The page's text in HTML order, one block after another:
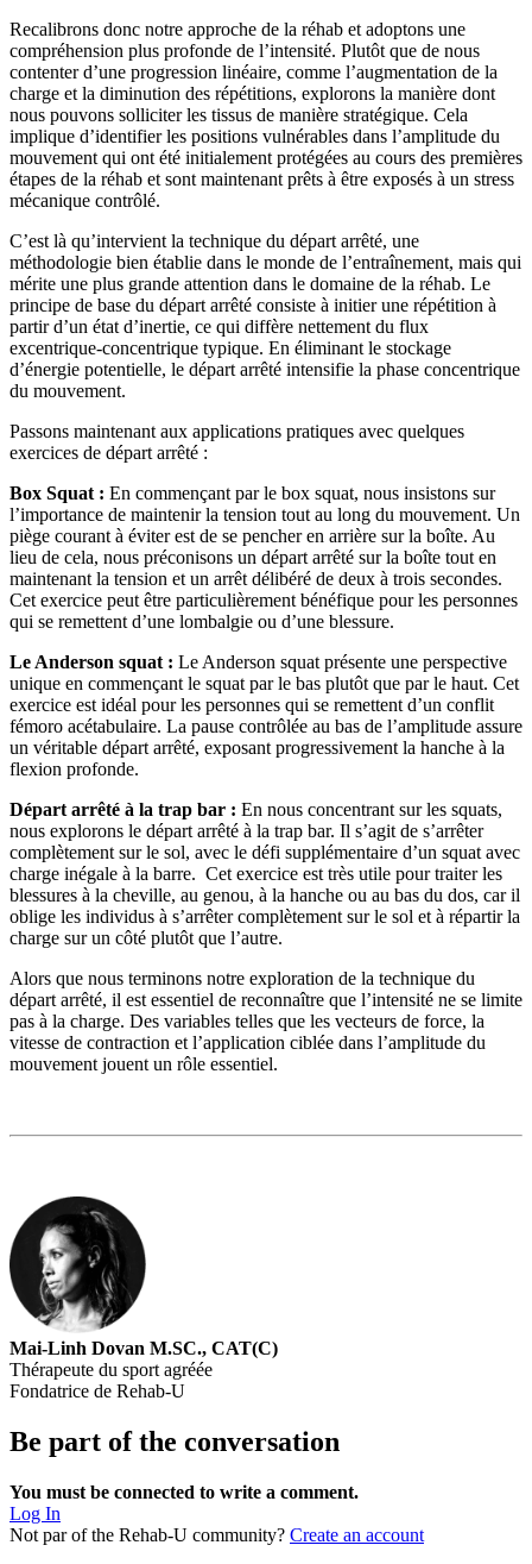
Recalibrons donc notre approche de la réhab et adoptons une
compréhension plus profonde de l’intensité. Plutôt que de nous
contenter d’une progression linéaire, comme l’augmentation de la
charge et la diminution des répétitions, explorons la manière dont
nous pouvons solliciter les tissus de manière stratégique. Cela
implique d’identifier les positions vulnérables dans l’amplitude du
mouvement qui ont été initialement protégées au cours des premières
étapes de la réhab et sont maintenant prêts à être exposés à un stress
mécanique contrôlé.
C’est là qu’intervient la technique du départ arrêté, une
méthodologie bien établie dans le monde de l’entraînement, mais qui
mérite une plus grande attention dans le domaine de la réhab. Le
principe de base du départ arrêté consiste à initier une répétition à
partir d’un état d’inertie, ce qui diffère nettement du flux
excentrique-concentrique typique. En éliminant le stockage
d’énergie potentielle, le départ arrêté intensifie la phase concentrique
du mouvement.
Passons maintenant aux applications pratiques avec quelques
exercices de départ arrêté :
Box Squat : En commençant par le box squat, nous insistons sur
l’importance de maintenir la tension tout au long du mouvement. Un
piège courant à éviter est de se pencher en arrière sur la boîte. Au
lieu de cela, nous préconisons un départ arrêté sur la boîte tout en
maintenant la tension et un arrêt délibéré de deux à trois secondes.
Cet exercice peut être particulièrement bénéfique pour les personnes
qui se remettent d’une lombalgie ou d’une blessure.
Le Anderson squat : Le Anderson squat présente une perspective
unique en commençant le squat par le bas plutôt que par le haut. Cet
exercice est idéal pour les personnes qui se remettent d’un conflit
fémoro acétabulaire. La pause contrôlée au bas de l’amplitude assure
un véritable départ arrêté, exposant progressivement la hanche à la
flexion profonde.
Départ arrêté à la trap bar : En nous concentrant sur les squats,
nous explorons le départ arrêté à la trap bar. Il s’agit de s’arrêter
complètement sur le sol, avec le défi supplémentaire d’un squat avec
charge inégale à la barre. Cet exercice est très utile pour traiter les
blessures à la cheville, au genou, à la hanche ou au bas du dos, car il
oblige les individus à s’arrêter complètement sur le sol et à répartir la
charge sur un côté plutôt que l’autre.
Alors que nous terminons notre exploration de la technique du
départ arrêté, il est essentiel de reconnaître que l’intensité ne se limite
pas à la charge. Des variables telles que les vecteurs de force, la
vitesse de contraction et l’application ciblée dans l’amplitude du
mouvement jouent un rôle essentiel.
Mai-Linh Dovan M.SC., CAT(C)
Thérapeute du sport agréée
Fondatrice de Rehab-U
Be part of the conversation
You must be connected to write a comment.
Log In
Not par of the Rehab-U community? Create an account